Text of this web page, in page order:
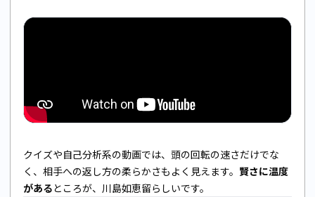
クイズや自己分析系の動画では、頭の回転の速さだけでな
く、相手への返し方の柔らかさもよく見えます。 賢さに温度
があるところが、川島如恵留らしいです。